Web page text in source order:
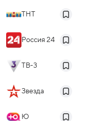
ТНТ
Россия 24
ТВ-3
Звезда
Ю